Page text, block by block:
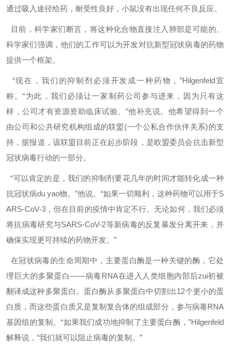
通过吸入途径给药，耐受性良好，小鼠没有出现任何不良反应。
目前，科学家们断言，将这种化合物直接注入肺部是可能的。
科学家们强调，他们的工作可以为开发对抗新型冠状病毒的药物
提供一个框架。
“现在，我们的抑制剂必须开发成一种药物，”Hilgenfeld宣
称。“为此，我们必须让一家制药公司参与进来，因为只有这
样，公司才有资源资助临床试验。”他补充说。他希望得到一个
由公司和公共研究机构组成的联盟(一个公私合作伙伴关系)的支
持，据报道，该联盟目前正在起步阶段，是欧盟委员会抗击新型
冠状病毒行动的一部分。
“可以肯定的是，我们的抑制剂要花几年的时间才能转化成一种
抗冠状病du yao物。”他说。“如果一切顺利，这种药物可以用于S
ARS-CoV-3，但在目前的疫情中肯定不行。无论如何，我们必须
将抗病毒研究与SARS-CoV-2等新病毒的反复暴发分离开来，并
确保实现更可持续的药物开发。”
在冠状病毒的生命周期中，主要蛋白酶是一种关键的酶，它处
理巨大的多聚蛋白——病毒RNA在进入人类细胞内部后zui初被
翻译成这种多聚蛋白。蛋白酶从多聚蛋白中切割出12个更小的蛋
白质，而这些蛋白质又是复制复合体的组成部分，参与病毒RNA
基因组的复制。“如果我们成功地抑制了主要蛋白酶，”Hilgenfeld
解释说，“我们就可以阻止病毒的复制。”